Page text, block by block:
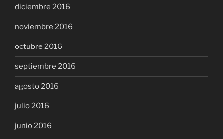
diciembre 2016
noviembre 2016
octubre 2016
septiembre 2016
agosto 2016
julio 2016
junio 2016